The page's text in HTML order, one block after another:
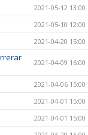
2021-05-12 13:00
2021-05-10 12:00
2021-04-20 15:00
2021-04-09 16:00
2021-04-06 15:00
2021-04-01 15:00
2021-04-01 15:00